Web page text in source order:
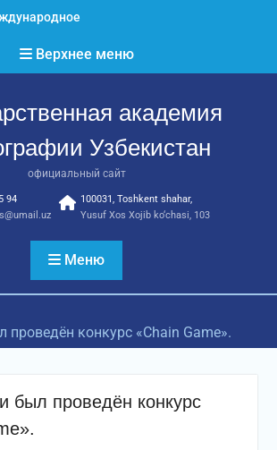
научное
и новые
и новые
молодых
Верхнее меню
академия
Узбекистан
официальный сайт
94
100031, Toshkent shahar,
Yusuf Xos Xojib ko‘chasi, 103
Меню
конкурс «Chain Game».
был проведён конкурс